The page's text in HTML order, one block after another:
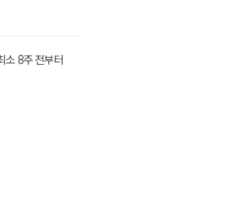
소 8주 전부터